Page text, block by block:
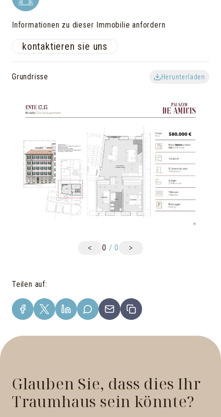
Informationen zu dieser Immobilie anfordern
kontaktieren sie uns
Grundrisse Herunterladen
< 0 /0 >
Teilen auf:
Glauben Sie, dass dies Ihr
Traumhaus sein könnte?